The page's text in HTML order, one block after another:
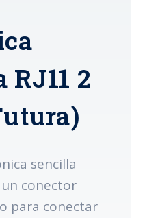
2
sencilla
un conector
para conectar